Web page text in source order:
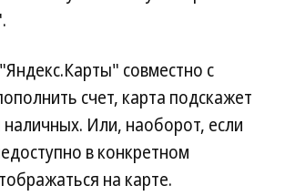
совместно с
счет, карта подскажет
Или, наоборот, если
в конкретном
на карте.